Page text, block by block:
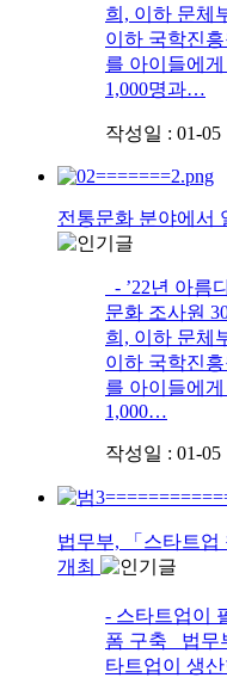
희, 이하 문체
이하 국학진
를 아이들에
1,000명과…
작성일 : 01-05
전통문화 분야에서
- ’22년 아름
문화 조사원
희, 이하 문체
이하 국학진
를 아이들에
1,000…
작성일 : 01-05
법무부, 「스타트업
개최
- 스타트업이
폼 구축 법무
타트업이 생